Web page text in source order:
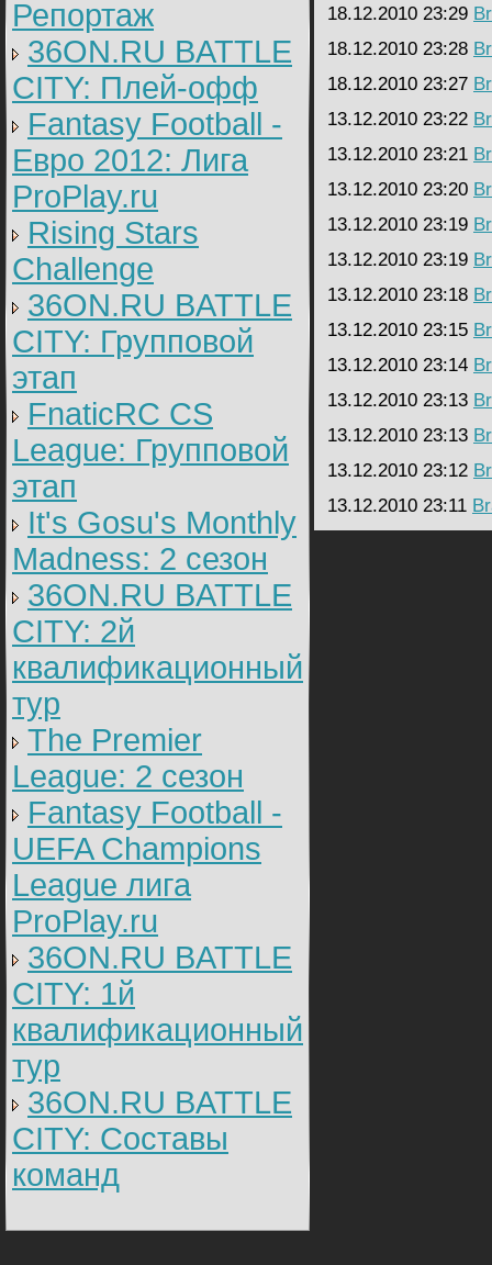
Репортаж
36ON.RU BATTLE
CITY: Плей-офф
Fantasy Football -
Евро 2012: Лига
ProPlay.ru
Rising Stars
Challenge
36ON.RU BATTLE
CITY: Групповой
этап
FnaticRC CS
League: Групповой
этап
It's Gosu's Monthly
Madness: 2 сезон
36ON.RU BATTLE
CITY: 2й
квалификационный
тур
The Premier
League: 2 cезон
Fantasy Football -
UEFA Champions
League лига
ProPlay.ru
36ON.RU BATTLE
CITY: 1й
квалификационный
тур
36ON.RU BATTLE
CITY: Составы
команд
18.12.2010 23:29
18.12.2010 23:28
18.12.2010 23:27
13.12.2010 23:22
13.12.2010 23:21
13.12.2010 23:20
13.12.2010 23:19
13.12.2010 23:19
13.12.2010 23:18
13.12.2010 23:15
13.12.2010 23:14
13.12.2010 23:13
13.12.2010 23:13
13.12.2010 23:12
13.12.2010 23:11